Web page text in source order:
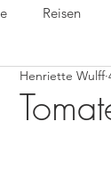
Reisen
TV
Henriette Wulff